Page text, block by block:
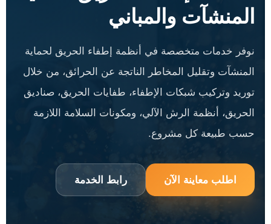
المنشآت والمباني
نوفر خدمات متخصصة في أنظمة إطفاء الحريق لحماية
المنشآت وتقليل المخاطر الناتجة عن الحرائق، من خلال
توريد وتركيب شبكات الإطفاء، طفايات الحريق، صناديق
الحريق، أنظمة الرش الآلي، ومكونات السلامة اللازمة
حسب طبيعة كل مشروع.
اطلب معاينة الآن رابط الخدمة